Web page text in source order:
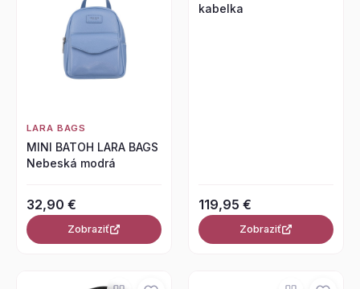
LARA BAGS
MINI BATOH LARA BAGS
Nebeská modrá
32,90 €
Zobraziť
kabelka
119,95 €
Zobraziť